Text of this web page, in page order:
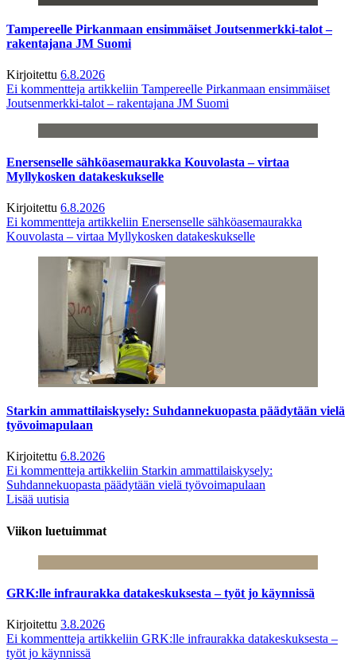
Tampereelle Pirkanmaan ensimmäiset Joutsenmerkki-talot –
rakentajana JM Suomi
Kirjoitettu 6.8.2026
Ei kommentteja artikkeliin Tampereelle Pirkanmaan ensimmäiset
Joutsenmerkki-talot – rakentajana JM Suomi
Enersenselle sähköasemaurakka Kouvolasta – virtaa
Myllykosken datakeskukselle
Kirjoitettu 6.8.2026
Ei kommentteja artikkeliin Enersenselle sähköasemaurakka
Kouvolasta – virtaa Myllykosken datakeskukselle
Starkin ammattilaiskysely: Suhdannekuopasta päädytään vielä
työvoimapulaan
Kirjoitettu 6.8.2026
Ei kommentteja artikkeliin Starkin ammattilaiskysely:
Suhdannekuopasta päädytään vielä työvoimapulaan
Lisää uutisia
Viikon luetuimmat
GRK:lle infraurakka datakeskuksesta – työt jo käynnissä
Kirjoitettu 3.8.2026
Ei kommentteja artikkeliin GRK:lle infraurakka datakeskuksesta –
työt jo käynnissä